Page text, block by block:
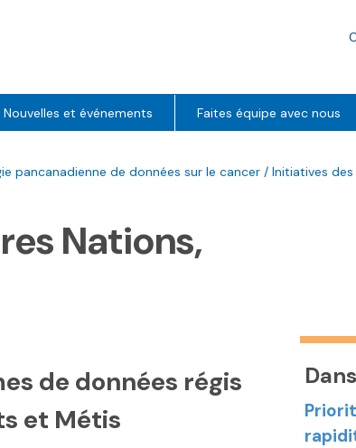
Nouvelles et événements Faites équipe avec nous
pancanadienne de données sur le cancer / Initiatives des
Nations,
de données régis
et Métis